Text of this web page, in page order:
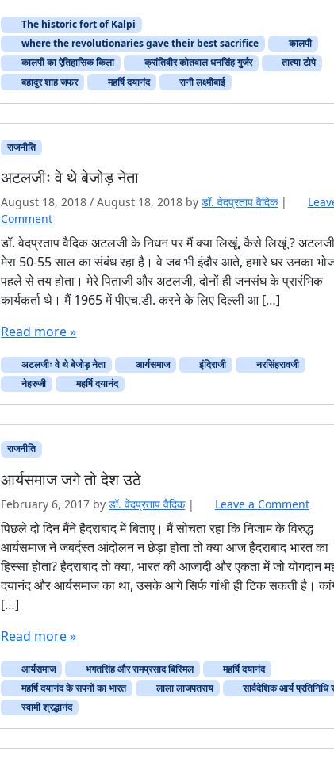
The historic fort of Kalpi
where the revolutionaries gave their best sacrifice
कालपी
कालपी का ऐतिहासिक किला
क्रांतिवीर कोतवाल धनसिंह गुर्जर
तात्या टोपे
बहादुर शाह जफर
महर्षि दयानंद रानी लक्ष्मीबाई
राजनीति
अटलजीः वे थे बेजोड़ नेता
August 18, 2018 / August 18, 2018 byडॉ. वेदप्रताप वैदिक |
Comment
डॉ. वेदप्रताप वैदिक अटलजी के निधन पर मैं क्या लिखूं, कैसे लिखूं ?
मेरा 50-55 साल का संबंध रहा है। वे जब भी इंदौर आते, हमारे घर उनका
पहले से तय होता। मेरे पिताजी और अटलजी, दोनों ही जनसंघ के प्रारंभिक
कार्यकर्ता थे। मैं 1965 में पीएच.डी. करने के लिए दिल्ली आ […]
Read more »
अटलजीः वे थे बेजोड़ नेता आर्यसमाज इंदिराजी
नरसिंहरावजी
नेहरुजी
महर्षि दयानंद
राजनीति
आर्यसमाज जगे तो देश उठे
February 6, 2017 byडॉ. वेदप्रताप वैदिक | Leave a Comment
पिछले दो दिन मैंने हैदराबाद में बिताए। मैं सोचता रहा कि निजाम के विरुद्ध
आर्यसमाज ने जबर्दस्त आंदोलन न छेड़ा होता तो क्या आज हैदराबाद भारत का
हिस्सा होता? हैदराबाद तो क्या, भारत की आजादी और एकता में जो योगदान
दयानंद और आर्यसमाज का था, उसके आगे सिर्फ गांधी ही टिक सकती है।
[…]
Read more »
आर्यसमाज भगतसिंह और रामप्रसाद बिस्मिल
महर्षि दयानंद
महर्षि दयानंद के सपनों का भारत
लाला लाजपतराय
सार्वदेशिक आर्य प्रतिनिधि
स्‍वामी श्रद्धानंद